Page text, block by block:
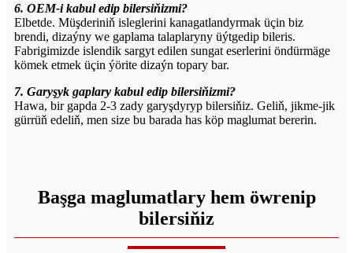
6. OEM-i kabul edip bilersiňizmi?
Elbetde. Müşderiniň isleglerini kanagatlandyrmak üçin biz
brendi, dizaýny we gaplama talaplaryny üýtgedip bileris.
Fabrigimizde islendik sargyt edilen sungat eserlerini öndürmäge
kömek etmek üçin ýörite dizaýn topary bar.
7. Garyşyk gaplary kabul edip bilersiňizmi?
Hawa, bir gapda 2-3 zady garyşdyryp bilersiňiz. Geliň, jikme-jik
gürrüň edeliň, men size bu barada has köp maglumat bererin.
Başga maglumatlary hem öwrenip
bilersiňiz